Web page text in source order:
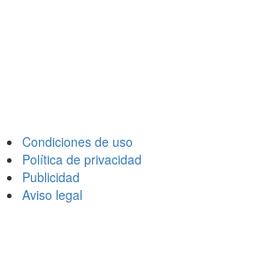
Condiciones de uso
Política de privacidad
Publicidad
Aviso legal